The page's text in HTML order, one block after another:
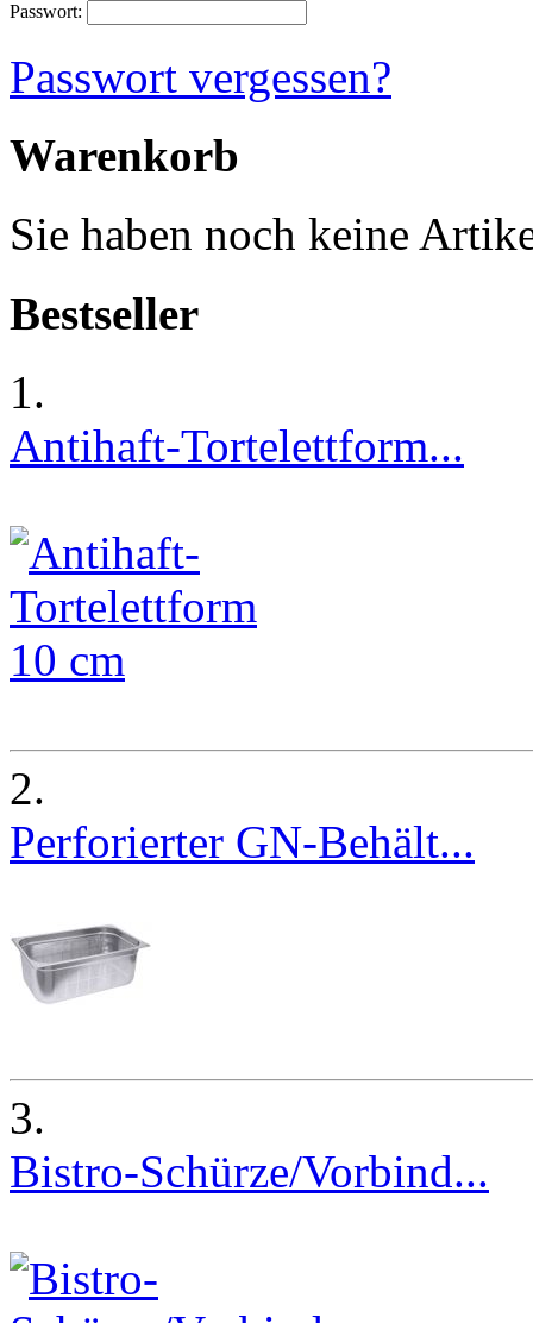
Passwort:
Passwort vergessen?
Warenkorb
Sie haben noch keine
Bestseller
1.
Antihaft-Tortelettform...
2.
Perforierter GN-Behält...
3.
Bistro-Schürze/Vorbind...